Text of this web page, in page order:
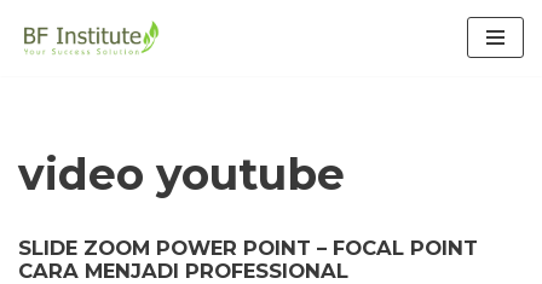
video youtube
SLIDE ZOOM POWER POINT – FOCAL POINT
CARA MENJADI PROFESSIONAL